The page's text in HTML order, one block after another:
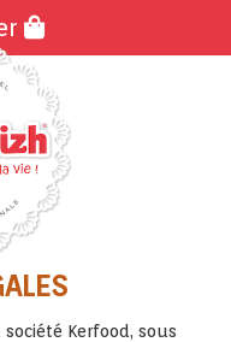
Kerfood, sous